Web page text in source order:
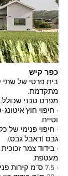
כפר קיש
מתקדמת.
מפרט טכני שכולל:
וטייח.
· חיפוי פנימי של
גבס (דאבל גבס).
מעטפת.
· 7.5 ס"מ קירות פנים.